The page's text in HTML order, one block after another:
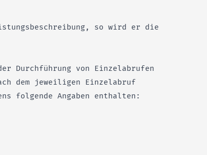
so wird er die
Durchführung von Einzelabrufen
dem jeweiligen Einzelabruf
folgende Angaben enthalten: